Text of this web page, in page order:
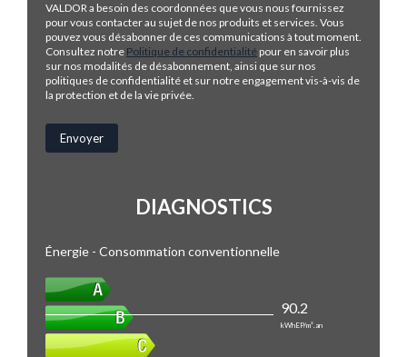
VALDOR a besoin des coordonnées que vous nous fournissez
pour vous contacter au sujet de nos produits et services. Vous
pouvez vous désabonner de ces communications à tout moment.
Consultez notre Politique de confidentialité pour en savoir plus
sur nos modalités de désabonnement, ainsi que sur nos
politiques de confidentialité et sur notre engagement vis-à-vis de
la protection et de la vie privée.
DIAGNOSTICS
Énergie - Consommation conventionnelle
90.2
kWhEP/m².an